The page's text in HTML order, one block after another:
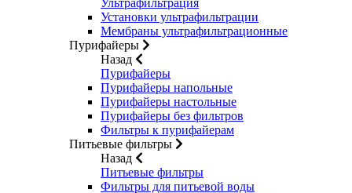
Ультрафильтрация
Установки ультрафильтрации
Мембраны ультрафильтрационные
Пурифайеры
Назад
Пурифайеры
Пурифайеры напольные
Пурифайеры настольные
Пурифайеры без фильтров
Фильтры к пурифайерам
Питьевые фильтры
Назад
Питьевые фильтры
Фильтры для питьевой воды